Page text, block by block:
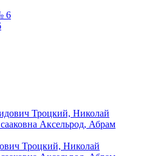
Троцкий, Николай